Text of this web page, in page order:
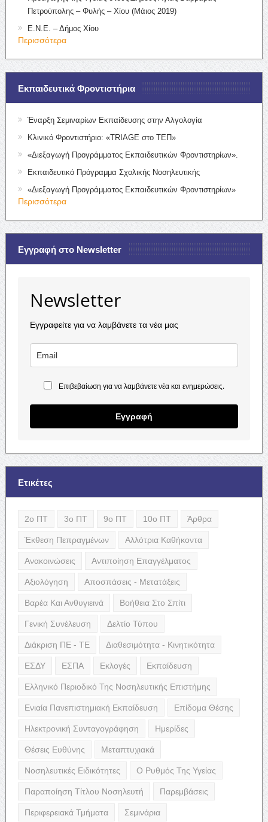
Πετρούπολης – Φυλής – Χίου (Μάιος 2019)
Ε.Ν.Ε. – Δήμος Χίου
Περισσότερα
Εκπαιδευτικά Φροντιστήρια
Έναρξη Σεμιναρίων Εκπαίδευσης στην Αλγολογία
Κλινικό Φροντιστήριο: «TRIAGE στο ΤΕΠ»
«Διεξαγωγή Προγράμματος Εκπαιδευτικών Φροντιστηρίων».
Εκπαιδευτικό Πρόγραμμα Σχολικής Νοσηλευτικής
«Διεξαγωγή Προγράμματος Εκπαιδευτικών Φροντιστηρίων»
Περισσότερα
Εγγραφή στο Newsletter
Newsletter
Εγγραφείτε για να λαμβάνετε τα νέα μας
Επιβεβαίωση για να λαμβάνετε νέα και ενημερώσεις.
Εγγραφή
Ετικέτες
2ο ΠΤ 3ο ΠΤ 9ο ΠΤ 10ο ΠΤ Άρθρα
Έκθεση Πεπραγμένων Αλλότρια Καθήκοντα
Ανακοινώσεις Αντιποίηση Επαγγέλματος
Αξιολόγηση Αποσπάσεις - Μετατάξεις
Βαρέα Και Ανθυγιεινά Βοήθεια Στο Σπίτι
Γενική Συνέλευση Δελτίο Τύπου
Διάκριση ΠΕ - ΤΕ Διαθεσιμότητα - Κινητικότητα
ΕΣΔΥ ΕΣΠΑ Εκλογές Εκπαίδευση
Ελληνικό Περιοδικό Της Νοσηλευτικής Επιστήμης
Ενιαία Πανεπιστημιακή Εκπαίδευση Επίδομα Θέσης
Ηλεκτρονική Συνταγογράφηση Ημερίδες
Θέσεις Ευθύνης Μεταπτυχιακά
Νοσηλευτικές Ειδικότητες Ο Ρυθμός Της Υγείας
Παραποίηση Τίτλου Νοσηλευτή Παρεμβάσεις
Περιφερειακά Τμήματα Σεμινάρια